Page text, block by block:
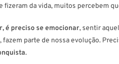
fizeram da vida, muitos percebem
é preciso se emocionar, sentir
parte de nossa evolução.
.